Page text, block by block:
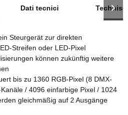
Dati tecnici
Steurgerät zur direkten
Streifen oder LED-Pixel
können zukünftig weitere
bis zu 1360 RGB-Pixel (8 DMX-
/ 4096 einfarbige Pixel / 1024
gleichmäßig auf 2 Ausgänge